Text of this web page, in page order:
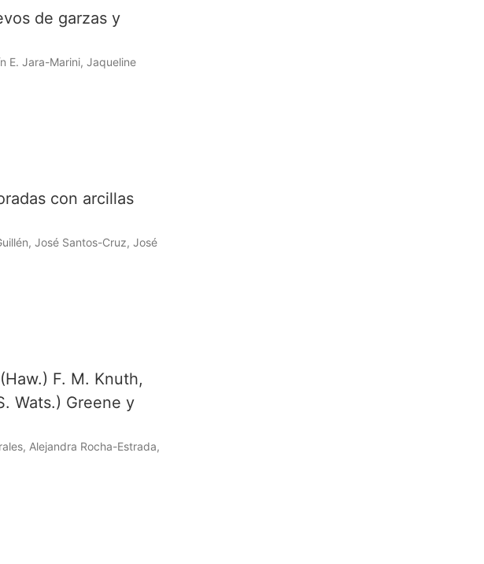
de garzas y
E. Jara-Marini, Jaqueline
con arcillas
José Santos-Cruz, José
F. M. Knuth,
Wats.) Greene y
Alejandra Rocha-Estrada,